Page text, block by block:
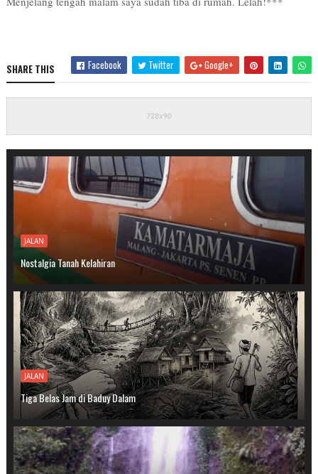
SHARE THIS Facebook Twitter Google+
JALAN
Nostalgia Tanah Kelahiran
JALAN
Tiga Belas Jam di Baduy Dalam